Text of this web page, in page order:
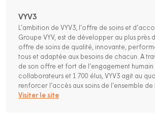
VYV3
L’ambition de VYV3, l’offre de soins et
Groupe VYV, est de développer au plus près
offre de soins de qualité, innovante,
tous et adaptée aux besoins de chacun. A
de son offre et fort de l’engagement humain
collaborateurs et 1 700 élus, VYV3 agit au
renforcer l’accès aux soins de l’ensemble
Visiter le site